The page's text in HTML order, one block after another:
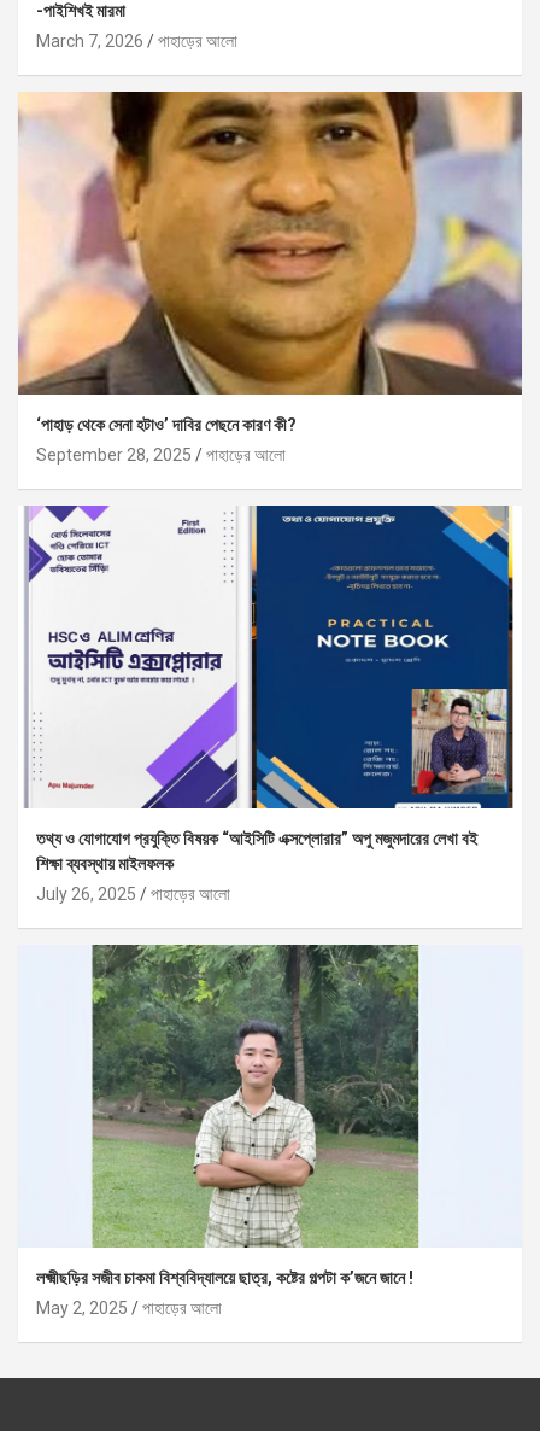
-পাইশিখই মারমা
March 7, 2026
পাহাড়ের আলো
‘পাহাড় থেকে সেনা হটাও’ দাবির পেছনে কারণ কী?
September 28, 2025
পাহাড়ের আলো
তথ্য ও যোগাযোগ প্রযুক্তি বিষয়ক “আইসিটি এক্সপ্লোরার” অপু মজুমদারের লেখা বই
শিক্ষা ব্যবস্থায় মাইলফলক
July 26, 2025
পাহাড়ের আলো
লক্ষ্মীছড়ির সজীব চাকমা বিশ্ববিদ্যালয়ে ছাত্র, কষ্টের গল্পটা ক’জনে জানে !
May 2, 2025
পাহাড়ের আলো